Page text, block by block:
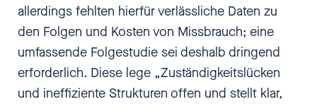
allerdings fehlten hierfür verlässliche Daten zu
den Folgen und Kosten von Missbrauch; eine
umfassende Folgestudie sei deshalb dringend
erforderlich. Diese lege „Zuständigkeitslücken
und ineffiziente Strukturen offen und stellt klar,